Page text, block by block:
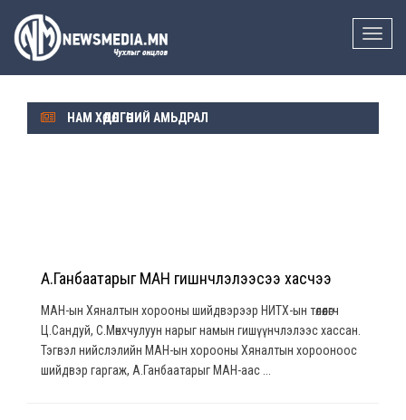
Toggle
НАМ ХӨДӨЛГӨӨНИЙ АМЬДРАЛ
А.Ганбаатарыг МАН гишүүнчлэлээсээ хасчээ
МАН-ын Хяналтын хорооны шийдвэрээр НИТХ-ын төлөөлөгч
Ц.Сандуй, С.Мөнхчулуун нарыг намын гишүүнчлэлээс хассан.
Тэгвэл нийслэлийн МАН-ын хорооны Хяналтын хорооноос
шийдвэр гаргаж, А.Ганбаатарыг МАН-аас ...